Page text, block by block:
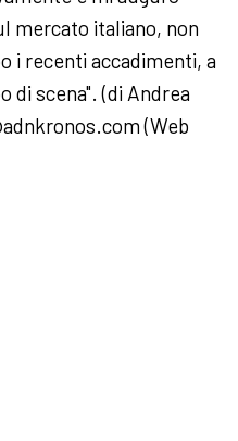
mercato italiano, non
i recenti accadimenti, a
di scena". (di Andrea
(Web